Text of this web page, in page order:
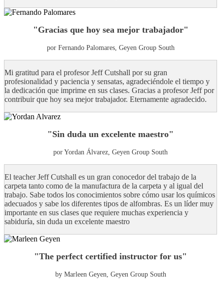
"Gracias que hoy sea mejor trabajador"
por Fernando Palomares, Geyen Group South
Mi gratitud para el profesor Jeff Cutshall por su gran
profesionalidad y paciencia y sensatas, agradeciéndole el tiempo y
la dedicación que imprime en sus clases. Gracias a profesor Jeff por
contribuir que hoy sea mejor trabajador. Eternamente agradecido.
"Sin duda un excelente maestro"
por Yordan Álvarez, Geyen Group South
El teacher Jeff Cutshall es un gran conocedor del trabajo de la
carpeta tanto como de la manufactura de la carpeta y al igual del
trabajo. Sabe todos los conocimientos sobre cómo usar los químicos
adecuados y sabe los diferentes tipos de alfombras. Es un líder muy
importante en sus clases que requiere muchas experiencia y
sabiduría, sin duda un excelente maestro
"The perfect certified instructor for us"
by Marleen Geyen, Geyen Group South